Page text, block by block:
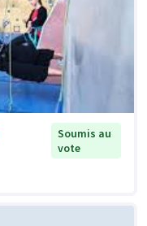
Soumis au
vote